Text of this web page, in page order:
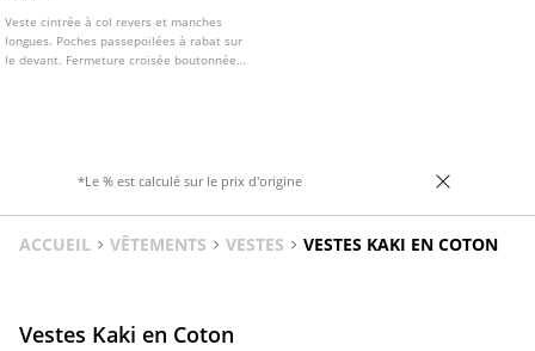
Veste cintrée à col revers et manches
longues. Poches passepoilées à rabat sur
le devant. Fermeture croisée boutonnée
*Le % est calculé sur le prix d'origine
ACCUEIL VÊTEMENTS VESTES VESTES KAKI EN COTON
Vestes Kaki en Coton